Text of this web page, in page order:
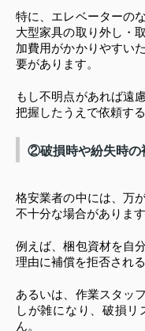
特に、エレベーターの
大型家具の取り外し・
加費用がかかりやすい
要があります。
もし不明点があれば遠
把握したうえで依頼す
②破損時や紛失時の
格安業者の中には、万
不十分な場合があります
例えば、梱包資材を自
理由に補償を拒否され
あるいは、作業スタッ
しが雑になり、破損
ん。